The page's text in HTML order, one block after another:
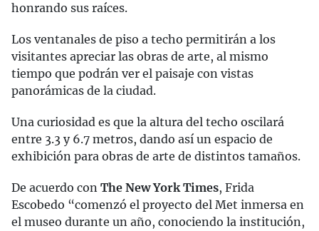
honrando sus raíces.
Los ventanales de piso a techo permitirán a los
visitantes apreciar las obras de arte, al mismo
tiempo que podrán ver el paisaje con vistas
panorámicas de la ciudad.
Una curiosidad es que la altura del techo oscilará
entre 3.3 y 6.7 metros, dando así un espacio de
exhibición para obras de arte de distintos tamaños.
De acuerdo con The New York Times, Frida
Escobedo “comenzó el proyecto del Met inmersa en
el museo durante un año, conociendo la institución,